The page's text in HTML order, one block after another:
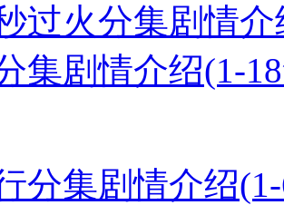
过火分集剧情
集剧情介绍(1-
分集剧情介绍